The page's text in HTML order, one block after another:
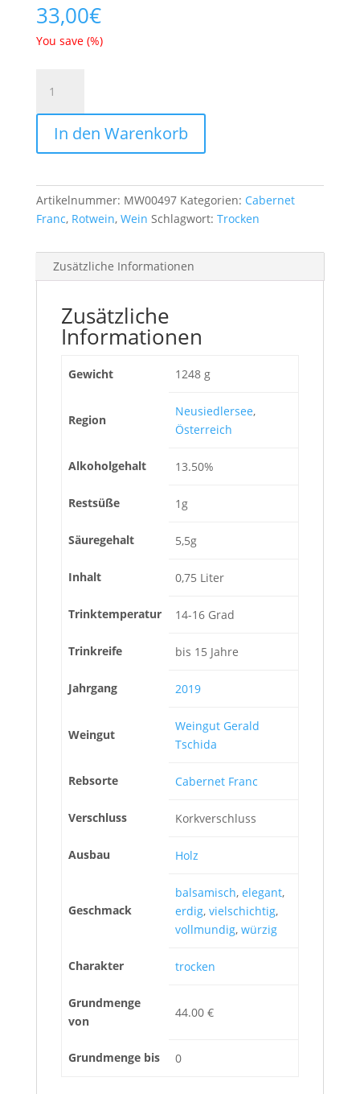
33,00€
You save (%)
Franc
2019
Grande
Reserve
In den Warenkorb
Artikelnummer: MW00497 Kategorien: Cabernet
Franc, Rotwein, Wein Schlagwort: Trocken
Zusätzliche Informationen
Zusätzliche
Informationen
Gewicht 1248 g
Region
Neusiedlersee,
Österreich
Alkoholgehalt 13.50%
Restsüße 1g
Säuregehalt 5,5g
Inhalt 0,75 Liter
Trinktemperatur 14-16 Grad
Trinkreife bis 15 Jahre
Jahrgang 2019
Weingut
Weingut Gerald
Tschida
Rebsorte Cabernet Franc
Verschluss Korkverschluss
Ausbau Holz
Geschmack
balsamisch, elegant,
erdig, vielschichtig,
vollmundig, würzig
Charakter trocken
Grundmenge
von
44.00 €
Grundmenge bis 0